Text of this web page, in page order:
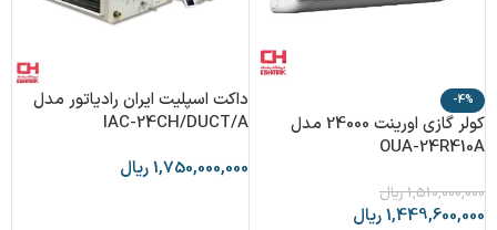
-4%
کولر گازی اورینت 24000 مدل
OUA-24R410A
1,510,000,000ریال
1,449,600,000ریال
داکت اسپلیت ایران رادیاتور مدل
IAC-24CH/DUCT/A
1,750,000,000ریال